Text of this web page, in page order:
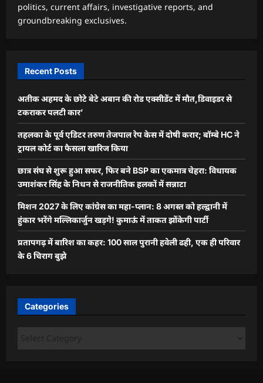
politics, current affairs, investigative reports, and
groundbreaking exclusives.
Recent Posts
अतीक अहमद के छोटे बेटे अबान की रोड एक्सीडेंट में मौत,डिवाइडर से
टकराकर पलटी कार’
तहलका के पूर्व एडिटर तरुण तेजपाल रेप केस में दोषी करार; बॉम्बे HC ने
ट्रायल कोर्ट का फैसला खारिज किया
छात्र संघ से शुरू हुआ सफर, फिर बने BSP का एकमात्र चेहरा: विधायक
उमाशंकर सिंह के निधन से राजनीतिक हलकों में सन्नाटा
मिशन 2027 के लिए कांग्रेस का महा-प्लान: 8 अगस्त को हल्द्वानी में
हुंकार भरेंगे मल्लिकार्जुन खड़गे! कुमाऊं में ताकत झोंकेगी पार्टी
प्रतापगढ़ में बारिश का कहर: 100 साल पुरानी हवेली ढही, एक ही परिवार
के 6 चिराग बुझे
Categories